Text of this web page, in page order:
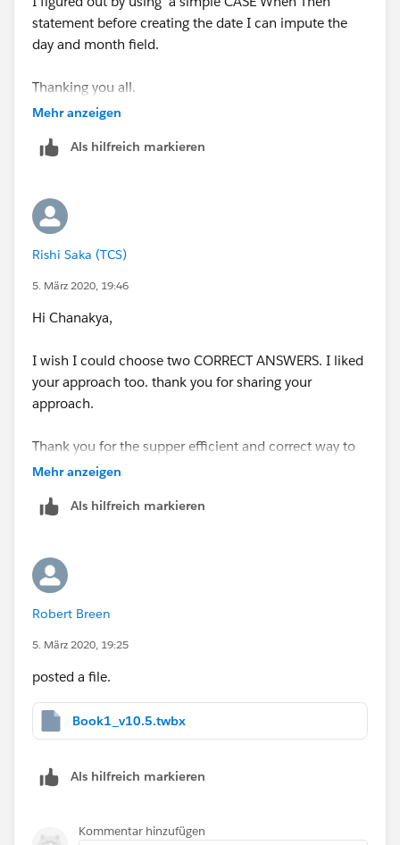
statement before creating the date I can impute the
day and month field.
Thanking you all.
Rishi Saka
Mehr anzeigen
Als hilfreich markieren
Rishi Saka (TCS)
5. März 2020, 19:46
Hi Chanakya,
I wish I could choose two CORRECT ANSWERS. I liked
your approach too. thank you for sharing your
approach.
Thank you for the supper efficient and correct way to
approach the question.
Regards,
Mehr anzeigen
Als hilfreich markieren
Robert Breen
5. März 2020, 19:25
posted a file.
Book1_v10.5.twbx
Als hilfreich markieren
Kommentar hinzufügen